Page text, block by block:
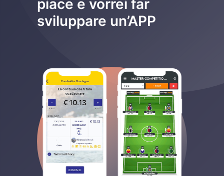
piace e vorrei far
sviluppare un’APP